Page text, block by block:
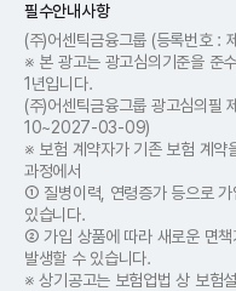
필수안내사항
(주)어센틱금융그룹 (등록번호 :
※ 본 광고는 광고심의기준을 준
1년입니다.
(주)어센틱금융그룹 광고심의
10~2027-03-09)
※ 보험 계약자가 기존 보험 계약
과정에서
① 질병이력, 연령증가 등으로
있습니다.
② 가입 상품에 따라 새로운 면책
발생할 수 있습니다.
※ 상기공고는 보험업법 상 보험